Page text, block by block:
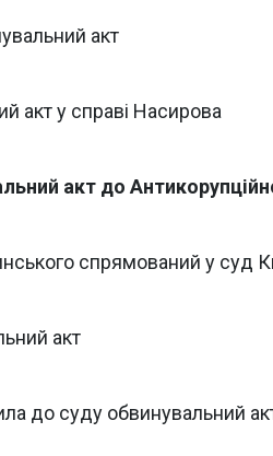
акт
акт у справі Насирова
акт до
спрямований у суд
акт
до суду обвинувальний